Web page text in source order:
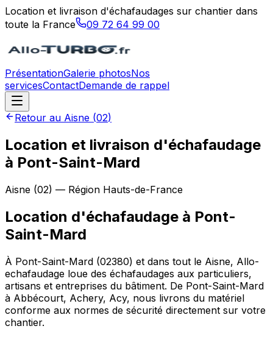
Location et livraison d'échafaudages sur chantier dans
toute la France
09 72 64 99 00
PrésentationGalerie photosNos
servicesContactDemande de rappel
Retour au Aisne (02)
Location et livraison d'échafaudage
à Pont-Saint-Mard
Aisne (02) — Région Hauts-de-France
Location d'échafaudage à Pont-
Saint-Mard
À Pont-Saint-Mard (02380) et dans tout le Aisne, Allo-
echafaudage loue des échafaudages aux particuliers,
artisans et entreprises du bâtiment. De Pont-Saint-Mard
à Abbécourt, Achery, Acy, nous livrons du matériel
conforme aux normes de sécurité directement sur votre
chantier.